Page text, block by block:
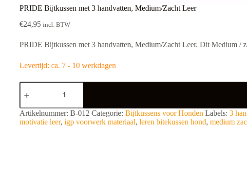
PRIDE Bijtkussen met 3 handvatten, Medium/Zacht Leer
€24,95 incl. BTW
PRIDE Bijtkussen met 3 handvatten, Medium/Zacht Leer. Dit Medium /
Levertijd: ca. 7 - 10 werkdagen
PRIDE
Bijtkussen
3
handvatten,
Medium/Zacht
A
l
Artikelnummer: B-012 Categorie: Bijtkussens voor Honden Labels: 3
motivatie leer, igp voorwerk materiaal, leren bitekussen hond, medium